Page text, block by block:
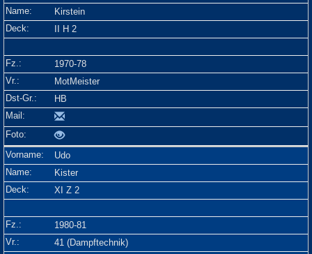
Kirstein
II H 2
1970-78
MotMeister
HB
Udo
Kister
XI Z 2
1980-81
41 (Dampftechnik)